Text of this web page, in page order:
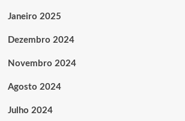
Janeiro 2025
Dezembro 2024
Novembro 2024
Agosto 2024
Julho 2024